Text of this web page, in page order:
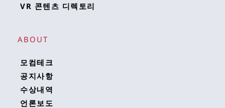
VR 콘텐츠 디렉토리
ABOUT
모컴테크
공지사항
수상내역
언론보도